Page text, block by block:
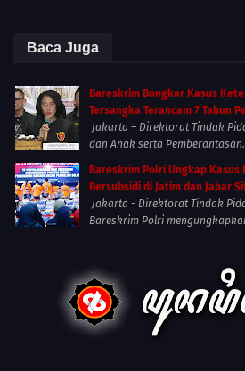
Baca Juga
Bareskrim Bongkar Kasus
Tersangka Terancam 7 Tahun
Jakarta – Direktorat Tindak
dan Anak serta
Bareskrim Polri Ungkap Kasus
Bersubsidi di Jatim dan Jabar
Jakarta - Direktorat Tindak
Bareskrim Polri